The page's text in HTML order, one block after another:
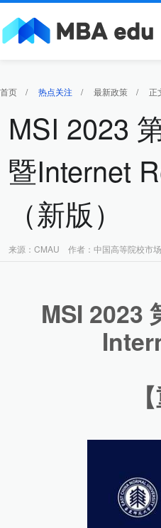
首页 / 热点关注 / 最新政策 / 正
MSI 2023
暨Internet
（新版）
来源：CMAU 作者：中国高等院校
MSI 2023